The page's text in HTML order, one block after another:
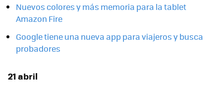
Nuevos colores y más memoria para la tablet
Amazon Fire
Google tiene una nueva app para viajeros y busca
probadores
21 abril